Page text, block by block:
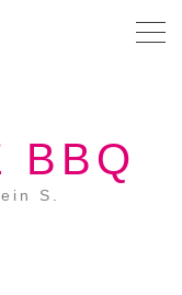
BBQ
S.